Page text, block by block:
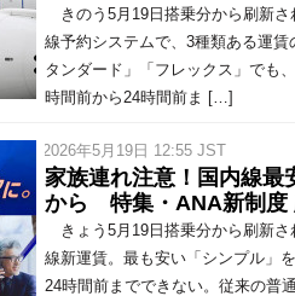
きのう5月19日搭乗分から刷新さ
線予約システムで、3種類ある運
タンダード」「フレックス」でも
時間前から24時間前ま […]
/ 2026年5月19日 12:55 JST
家族連れ注意！国内線最
から 特集・ANA新制度
きょう5月19日搭乗分から刷新さ
線新運賃。最も安い「シンプル」
24時間前までできない。従来の普